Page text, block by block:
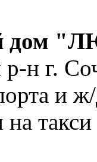
дом
н г.
и